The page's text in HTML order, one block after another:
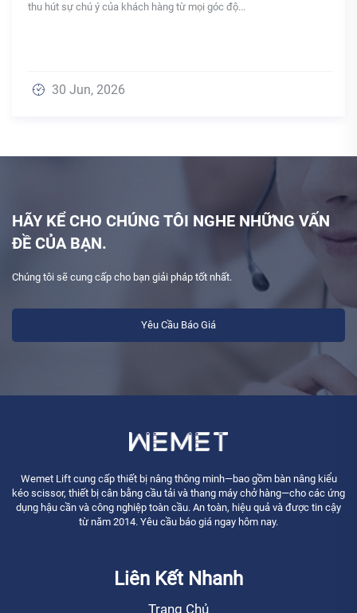
độ...
chuyên sản xuất, kinh doanh và xuất
HÃY KỂ CHO CHÚNG TÔI NGHE NHỮNG VẤN
ĐỀ CỦA BẠN.
Chúng tôi sẽ cung cấp cho bạn giải pháp tốt nhất.
Yêu Cầu Báo Giá
Wemet Lift cung cấp thiết bị nâng thông minh—bao gồm bàn nâng kiểu
kéo scissor, thiết bị cân bằng cầu tải và thang máy chở hàng—cho các ứng
dụng hậu cần và công nghiệp toàn cầu. An toàn, hiệu quả và được tin cậy
từ năm 2014. Yêu cầu báo giá ngay hôm nay.
Liên Kết Nhanh
Trang Chủ